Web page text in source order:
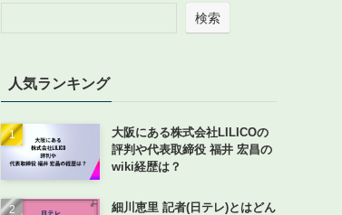
検索
人気ランキング
大阪にある株式会社LILICOの
評判や代表取締役 福井 宏昌の
wiki経歴は？
細川恵里 記者(日テレ)とはどん